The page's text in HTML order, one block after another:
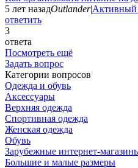
5 лет назадOutlander|Активный
ответить
3
ответа
Посмотреть ещё
Задать вопрос
Категории вопросов
Одежда и обувь
Аксессуары
Верхняя одежда
Спортивная одежда
Женская одежда
Обувь
Зарубежные интернет-
Большие и малые размеры